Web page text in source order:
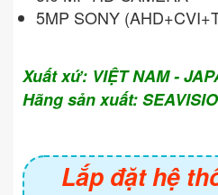
5MP SONY
Xuất xứ: VIỆT NAM -
Hãng sản xuất:
Lắp đặt hệ